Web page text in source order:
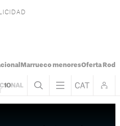
Marrueco menoresOferta